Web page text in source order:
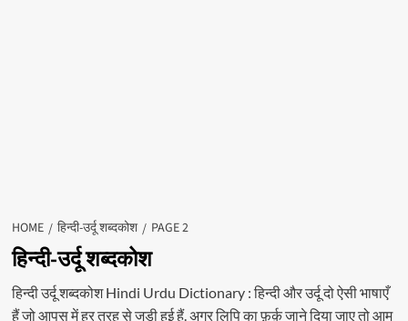
HOME हिन्दी-उर्दू शब्दकोश PAGE 2
हिन्दी-उर्दू शब्दकोश
हिन्दी उर्दू शब्दकोश Hindi Urdu Dictionary : हिन्दी और उर्दू दो ऐसी भाषाएँ
हैं जो आपस में हर तरह से जुड़ी हुई हैं. अगर लिपि का फ़र्क़ जाने दिया जाए तो आम